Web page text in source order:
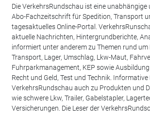
Die VerkehrsRundschau ist eine
Abo-Fachzeitschrift für Spedition, Transport
tagesaktuelles Online-Portal.
aktuelle Nachrichten, Hintergrundberichte,
informiert unter anderem zu Themen rund
Transport, Lager, Umschlag, Lkw-Maut,
Fuhrparkmanagement, KEP sowie
Recht und Geld, Test und Technik.
VerkehrsRundschau auch zu Produkten und
wie schwere Lkw, Trailer, Gabelstapler,
Versicherungen. Die Leser der